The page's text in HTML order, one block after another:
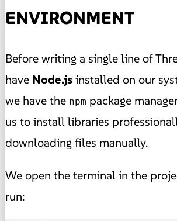
ENVIRONMENT
Before writing a single line of
have Node.jsinstalled on our
we have the npm package
us to install libraries
downloading files manually.
We open the terminal in the
run: